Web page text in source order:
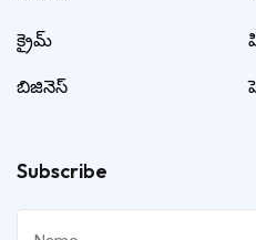
క్రైమ్
బిజినెస్
Subscribe